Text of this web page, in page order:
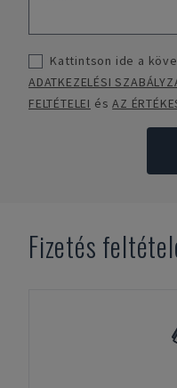
Kattintson ide a
ADATKEZELÉSI
FELTÉTELEI ésAZ
Fizetés